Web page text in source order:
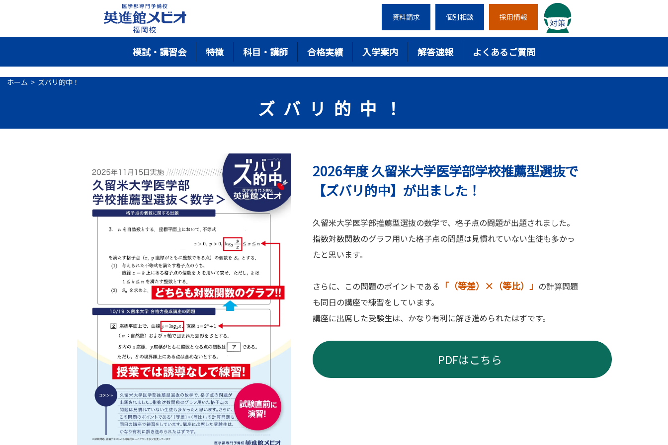
資料請求 個別相談 採用情報
模試・講習会 特徴 科目・講師 合格実績 入学案内 解答速報 よくあるご質問
ホーム ズバリ的中！
ズバリ的中！
2026年度 久留米大学医学部学校推薦型選抜で
【ズバリ的中】が出ました！
久留米大学医学部推薦型選抜の数学で、格子点の問題が出題されました。
指数対数関数のグラフ用いた格子点の問題は見慣れていない生徒も多かっ
たと思います。
さらに、この問題のポイントである 「（等差）×（等比）」 の計算問題
も同日の講座で練習をしています。
講座に出席した受験生は、かなり有利に解き進められたはずです。
PDFはこちら